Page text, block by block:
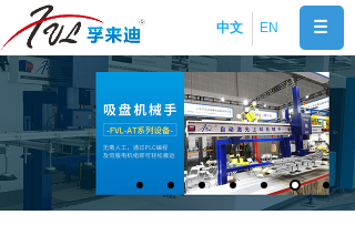
中文 EN